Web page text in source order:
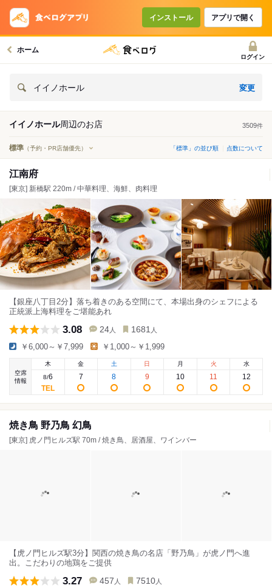
インストール アプリで開く
ホーム
ログイン
イイノホール 変更
イイノホール周辺のお店 3509件
標準 （予約・PR店舗優先） 「標準」の並び順 点数について
江南府
[東京] 新橋駅 220m / 中華料理、海鮮、肉料理
【銀座八丁目2分】落ち着きのある空間にて、本場出身のシェフによる
正統派上海料理をご堪能あれ
3.08 24 人 1681 人
￥6,000～￥7,999 ￥1,000～￥1,999
空席
情報
木
8/6
金
7
土
8
日
9
月
10
火
11
水
12
焼き鳥 野乃鳥 幻鳥
[東京] 虎ノ門ヒルズ駅 70m / 焼き鳥、居酒屋、ワインバー
【虎ノ門ヒルズ駅3分】関西の焼き鳥の名店「野乃鳥」が虎ノ門へ進
出。こだわりの地鶏をご提供
3.27 457 人 7510 人